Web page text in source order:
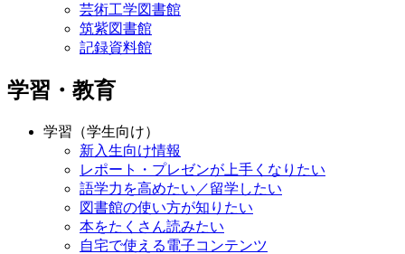
芸術工学図書館
筑紫図書館
記録資料館
学習・教育
学習（学生向け）
新入生向け情報
レポート・プレゼンが上手くなりたい
語学力を高めたい／留学したい
図書館の使い方が知りたい
本をたくさん読みたい
自宅で使える電子コンテンツ